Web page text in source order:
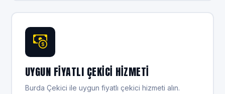
UYGUN FIYATLI ÇEKICI HIZMETI
Burda Çekici ile uygun fiyatlı çekici hizmeti alın.